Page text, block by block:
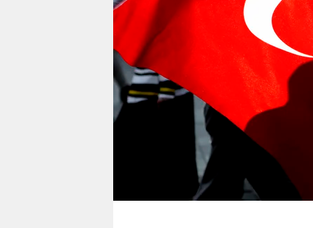
verlag
verlag
veranstaltungen
shop
unterstützen
genossenschaft